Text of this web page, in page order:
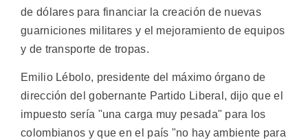
de dólares para financiar la creación de nuevas
guarniciones militares y el mejoramiento de equipos
y de transporte de tropas.
Emilio Lébolo, presidente del máximo órgano de
dirección del gobernante Partido Liberal, dijo que el
impuesto sería "una carga muy pesada" para los
colombianos y que en el país "no hay ambiente para